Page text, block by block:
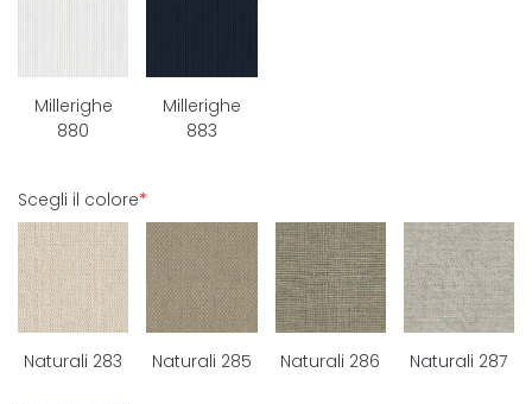
Millerighe
880
Millerighe
883
Scegli il colore*
Naturali 283 Naturali 285 Naturali 286 Naturali 287